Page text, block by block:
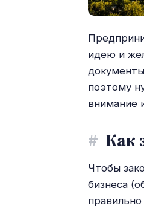
идею и
поэтому
внимание
# Как
Чтобы
бизнеса